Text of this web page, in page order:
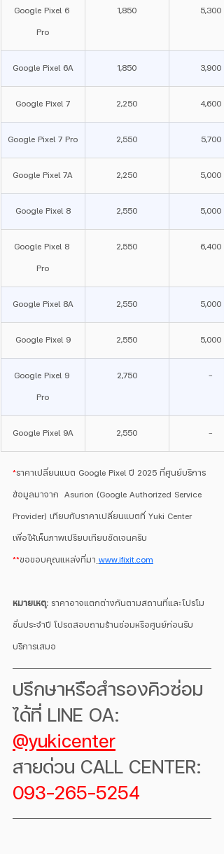
Google Pixel 6
Pro
1,850 5,300
Google Pixel 6A 1,850 3,900
Google Pixel 7 2,250 4,600
Google Pixel 7 Pro 2,550 5,700
Google Pixel 7A 2,250 5,000
Google Pixel 8 2,550 5,000
Google Pixel 8
Pro
2,550 6,400
Google Pixel 8A 2,550 5,000
Google Pixel 9 2,550 5,000
Google Pixel 9
Pro
2,750 -
Google Pixel 9A 2,550 -
*ราคาเปลี่ยนแบต Google Pixel ปี 2025 ที่ศูนย์บริการ
ข้อมูลมาจาก  Asurion (Google Authorized Service
Provider) เทียบกับราคาเปลี่ยนแบตที่ Yuki Center
เพื่อให้เห็นภาพเปรียบเทียบชัดเจนครับ
**ขอขอบคุณแหล่งที่มา www.ifixit.com
หมายเหตุ: ราคาอาจแตกต่างกันตามสถานที่และโปรโม
ชั่นประจำปี โปรดสอบถามร้านซ่อมหรือศูนย์ก่อนรับ
บริการเสมอ
ปรึกษาหรือสำรองคิวซ่อม
ได้ที่ LINE OA:
@yukicenter
สายด่วน CALL CENTER:
093-265-5254